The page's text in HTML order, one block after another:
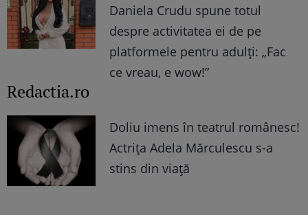
Daniela Crudu spune totul
despre activitatea ei de pe
platformele pentru adulți: „Fac
ce vreau, e wow!”
Redactia.ro
Doliu imens în teatrul românesc!
Actrița Adela Mărculescu s-a
stins din viață